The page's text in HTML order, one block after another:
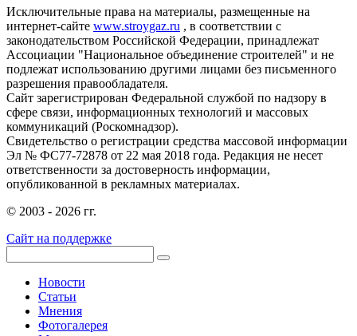
Исключительные права на материалы, размещенные на
интернет-сайте www.stroygaz.ru , в соответствии с
законодательством Российской Федерации, принадлежат
Ассоциации "Национальное объединение строителей" и не
подлежат использованию другими лицами без письменного
разрешения правообладателя.
Сайт зарегистрирован Федеральной службой по надзору в
сфере связи, информационных технологий и массовых
коммуникаций (Роскомнадзор).
Свидетельство о регистрации средства массовой информации
Эл № ФС77-72878 от 22 мая 2018 года. Редакция не несет
ответственности за достоверность информации,
опубликованной в рекламных материалах.
© 2003 - 2026 гг.
Сайт на поддержке
Новости
Статьи
Мнения
Фотогалерея